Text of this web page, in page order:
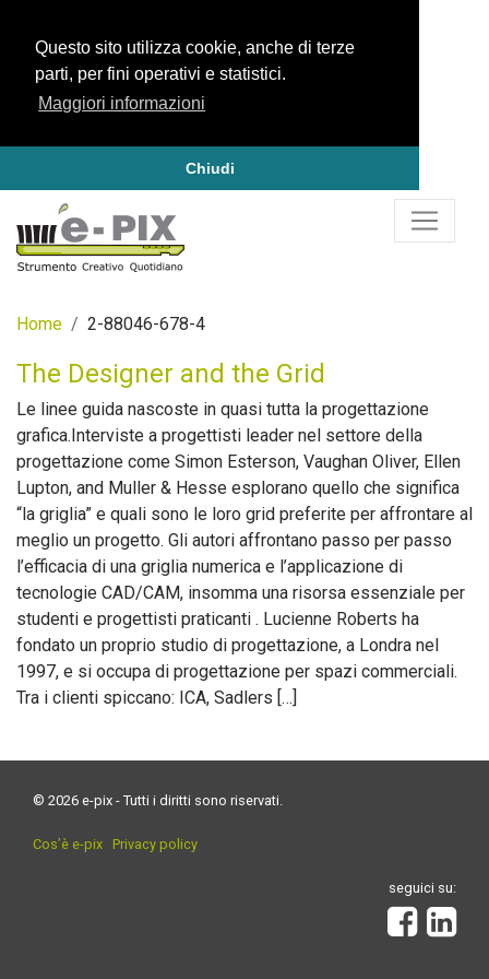
Questo sito utilizza cookie, anche di terze
parti, per fini operativi e statistici.
Maggiori informazioni
Chiudi
Home 2-88046-678-4
The Designer and the Grid
Le linee guida nascoste in quasi tutta la progettazione
grafica.Interviste a progettisti leader nel settore della
progettazione come Simon Esterson, Vaughan Oliver, Ellen
Lupton, and Muller & Hesse esplorano quello che significa
“la griglia” e quali sono le loro grid preferite per affrontare al
meglio un progetto. Gli autori affrontano passo per passo
l’efficacia di una griglia numerica e l’applicazione di
tecnologie CAD/CAM, insomma una risorsa essenziale per
studenti e progettisti praticanti . Lucienne Roberts ha
fondato un proprio studio di progettazione, a Londra nel
1997, e si occupa di progettazione per spazi commerciali.
Tra i clienti spiccano: ICA, Sadlers […]
© 2026 e-pix - Tutti i diritti sono riservati.
Cos’è e-pix Privacy policy
seguici su: